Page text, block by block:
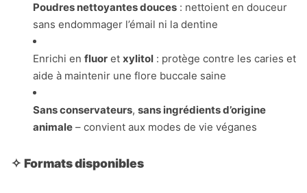
Poudres nettoyantes douces : nettoient en douceur
sans endommager l’émail ni la dentine
Enrichi en fluor et xylitol : protège contre les caries et
aide à maintenir une flore buccale saine
Sans conservateurs, sans ingrédients d’origine
animale – convient aux modes de vie véganes
✧ Formats disponibles